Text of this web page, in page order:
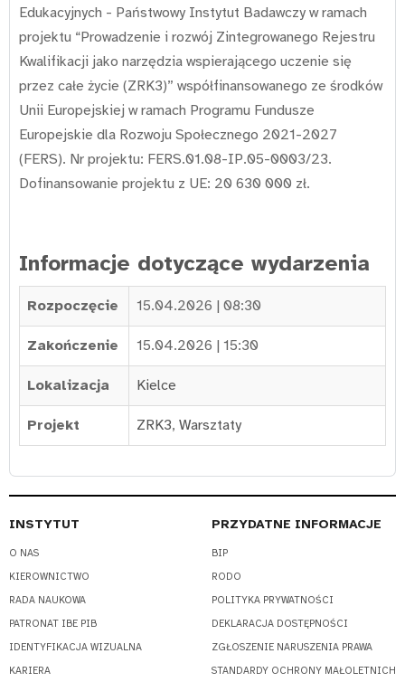
Edukacyjnych - Państwowy Instytut Badawczy w ramach
projektu “Prowadzenie i rozwój Zintegrowanego Rejestru
Kwalifikacji jako narzędzia wspierającego uczenie się
przez całe życie (ZRK3)” współfinansowanego ze środków
Unii Europejskiej w ramach Programu Fundusze
Europejskie dla Rozwoju Społecznego 2021-2027
(FERS). Nr projektu: FERS.01.08-IP.05-0003/23.
Dofinansowanie projektu z UE: 20 630 000 zł.
Informacje dotyczące wydarzenia
Rozpoczęcie 15.04.2026 | 08:30
Zakończenie 15.04.2026 | 15:30
Lokalizacja Kielce
Projekt ZRK3, Warsztaty
INSTYTUT
O NAS
KIEROWNICTWO
RADA NAUKOWA
PATRONAT IBE PIB
IDENTYFIKACJA WIZUALNA
KARIERA
PRZYDATNE INFORMACJE
BIP
RODO
POLITYKA PRYWATNOŚCI
DEKLARACJA DOSTĘPNOŚCI
ZGŁOSZENIE NARUSZENIA PRAWA
STANDARDY OCHRONY MAŁOLETNICH